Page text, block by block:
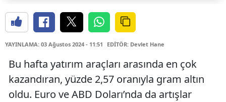
YAYINLAMA: 03 Ağustos 2024 - 11:51 EDİTÖR: Devlet Hane
Bu hafta yatırım araçları arasında en çok
kazandıran, yüzde 2,57 oranıyla gram altın
oldu. Euro ve ABD Doları’nda da artışlar